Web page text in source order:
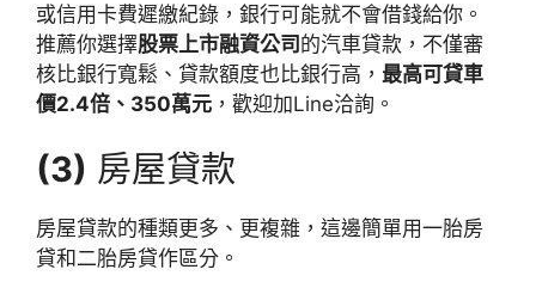
或信用卡費遲繳紀錄，銀行可能就不會借錢給你。
推薦你選擇股票上市融資公司 的汽車貸款，不僅審
核比銀行寬鬆、貸款額度也比銀行高， 最高可貸車
價2.4倍、350萬元 ，歡迎加Line洽詢。
(3) 房屋貸款
房屋貸款的種類更多、更複雜，這邊簡單用一胎房
貸和二胎房貸作區分。